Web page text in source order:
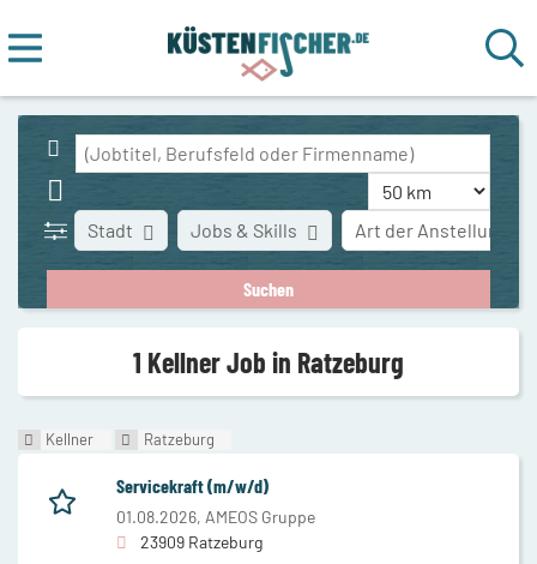
Stadt Art der Anstellung
Jobs & Skills
1 Kellner Job in Ratzeburg
Kellner Ratzeburg
Servicekraft (m/w/d)
01.08.2026, AMEOS Gruppe
23909 Ratzeburg